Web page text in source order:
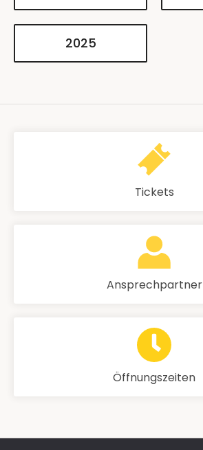
2025
Tickets
Ansprechpartner
Öffnungszeiten